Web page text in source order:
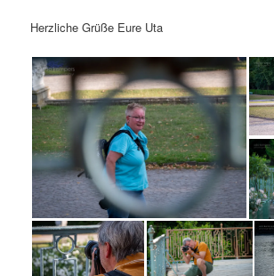
Herzliche Grüße Eure Uta